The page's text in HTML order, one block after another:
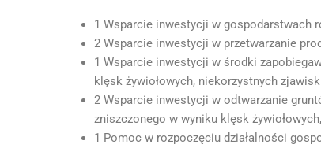
1 Wsparcie inwestycji w gospodarstwach
2 Wsparcie inwestycji w przetwarzanie
1 Wsparcie inwestycji w środki
klęsk żywiołowych, niekorzystnych
2 Wsparcie inwestycji w odtwarzanie
zniszczonego w wyniku klęsk
1 Pomoc w rozpoczęciu działalności